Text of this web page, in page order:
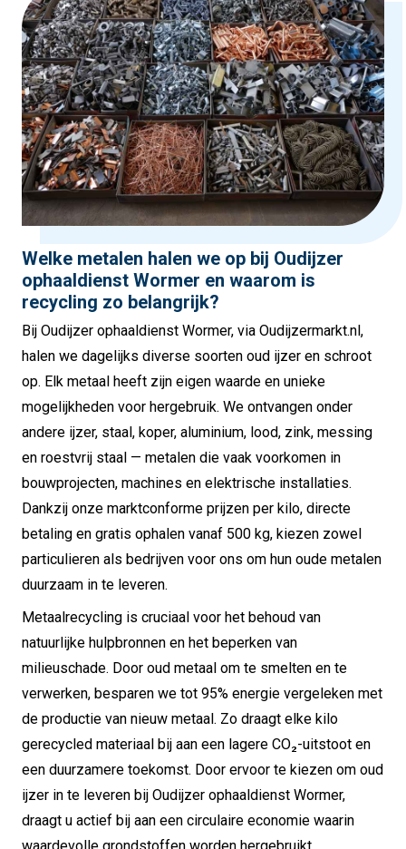
Welke metalen halen we op bij Oudijzer
ophaaldienst Wormer en waarom is
recycling zo belangrijk?
Bij Oudijzer ophaaldienst Wormer, via Oudijzermarkt.nl,
halen we dagelijks diverse soorten oud ijzer en schroot
op. Elk metaal heeft zijn eigen waarde en unieke
mogelijkheden voor hergebruik. We ontvangen onder
andere ijzer, staal, koper, aluminium, lood, zink, messing
en roestvrij staal — metalen die vaak voorkomen in
bouwprojecten, machines en elektrische installaties.
Dankzij onze marktconforme prijzen per kilo, directe
betaling en gratis ophalen vanaf 500 kg, kiezen zowel
particulieren als bedrijven voor ons om hun oude metalen
duurzaam in te leveren.
Metaalrecycling is cruciaal voor het behoud van
natuurlijke hulpbronnen en het beperken van
milieuschade. Door oud metaal om te smelten en te
verwerken, besparen we tot 95% energie vergeleken met
de productie van nieuw metaal. Zo draagt elke kilo
gerecycled materiaal bij aan een lagere CO₂-uitstoot en
een duurzamere toekomst. Door ervoor te kiezen om oud
ijzer in te leveren bij Oudijzer ophaaldienst Wormer,
draagt u actief bij aan een circulaire economie waarin
waardevolle grondstoffen worden hergebruikt.